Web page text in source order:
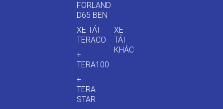
FORLAND
D65 BEN
XE TẢI
TERACO
+
TERA100
+
TERA
STAR
XE
TẢI
KHÁC